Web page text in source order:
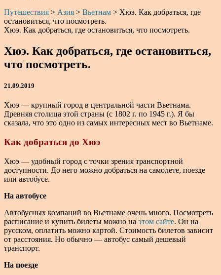
Путешествия > Азия > Вьетнам > Хюэ. Как добраться, где
остановиться, что посмотреть.
Хюэ. Как добраться, где остановиться, что посмотреть.
Хюэ. Как добраться, где остановиться,
что посмотреть.
21.09.2019
Хюэ — крупный город в центральной части Вьетнама.
Древняя столица этой страны (с 1802 г. по 1945 г.). Я бы
сказала, что это одно из самых интересных мест во Вьетнаме.
Как добраться до Хюэ
Хюэ — удобный город с точки зрения транспортной
доступности. До него можно добраться на самолете, поезде
или автобусе.
На автобусе
Автобусных компаний во Вьетнаме очень много. Посмотреть
расписание и купить билеты можно на этом сайте. Он на
русском, оплатить можно картой. Стоимость билетов зависит
от расстояния. Но обычно — автобус самый дешевый
транспорт.
На поезде